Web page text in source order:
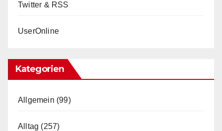
Twitter & RSS
UserOnline
Kategorien
Allgemein (99)
Alltag (257)